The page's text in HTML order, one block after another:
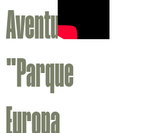
Aventura
"Parque
Europa